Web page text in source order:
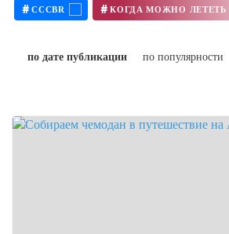
# CCCBR #
по дате публикации по популярности